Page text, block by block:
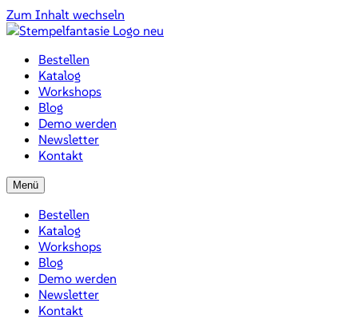
Zum Inhalt wechseln
Bestellen
Katalog
Workshops
Blog
Demo werden
Newsletter
Kontakt
Menü
Bestellen
Katalog
Workshops
Blog
Demo werden
Newsletter
Kontakt